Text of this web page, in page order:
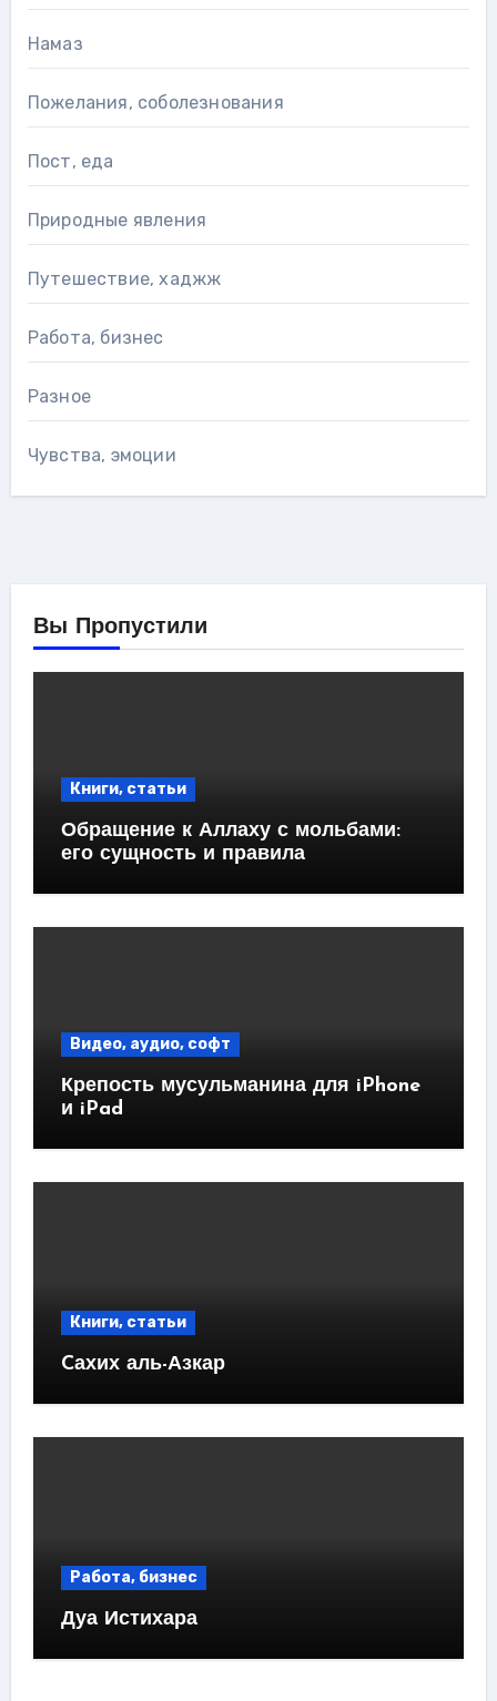
Намаз
Пожелания, соболезнования
Пост, еда
Природные явления
Путешествие, хаджж
Работа, бизнес
Разное
Чувства, эмоции
Вы Пропустили
Книги, статьи
Обращение к Аллаху с мольбами:
его сущность и правила
Видео, аудио, софт
Крепость мусульманина для iPhone
и iPad
Книги, статьи
Cахих аль-Азкар
Работа, бизнес
Дуа Истихара